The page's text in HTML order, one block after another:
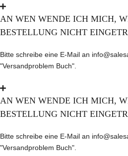
AN WEN WENDE ICH MICH,
BESTELLUNG NICHT
Bitte schreibe eine E-Mail an
"Versandproblem Buch".
AN WEN WENDE ICH MICH,
BESTELLUNG NICHT
Bitte schreibe eine E-Mail an
"Versandproblem Buch".